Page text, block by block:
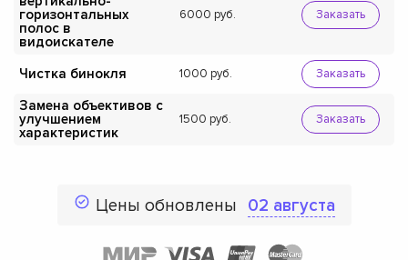
горизонтальных
полос в
видоискателе
6000 Заказать
Чистка бинокля 1000 Заказать
Замена объективов с
улучшением
характеристик
1500 Заказать
Цены обновлены 02 августа